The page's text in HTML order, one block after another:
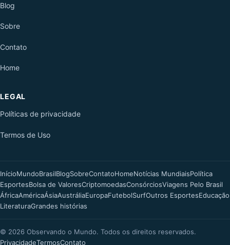
Blog
Sobre
Contato
Home
LEGAL
Políticas de privacidade
Termos de Uso
InícioMundoBrasilBlogSobreContatoHomeNotícias MundiaisPolítica
EsportesBolsa de ValoresCriptomoedasConsórciosViagens Pelo Brasil
ÁfricaAméricaÁsiaAustráliaEuropaFutebolSurfOutros EsportesEducação
LiteraturaGrandes histórias
© 2026 Observando o Mundo. Todos os direitos reservados.
PrivacidadeTermosContato